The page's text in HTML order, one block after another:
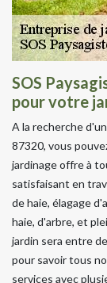
SOS
pour votre
A la recherche
87320, vous
jardinage offre à
satisfaisant en
de haie, élagage
haie, d'arbre, et
jardin sera entre
pour savoir tous
services avec